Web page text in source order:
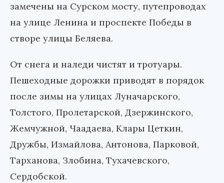
замечены на Сурском мосту, путепроводах
на улице Ленина и проспекте Победы в
створе улицы Беляева.
От снега и наледи чистят и тротуары.
Пешеходные дорожки приводят в порядок
после зимы на улицах Луначарского,
Толстого, Пролетарской, Дзержинского,
Жемчужной, Чаадаева, Клары Цеткин,
Дружбы, Измайлова, Антонова, Парковой,
Тарханова, Злобина, Тухачевского,
Сердобской.